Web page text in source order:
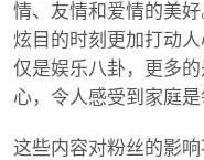
情、友情和爱情的美
炫目的时刻更加打动
仅是娱乐八卦，更多
心，令人感受到家庭是
这些内容对粉丝的影